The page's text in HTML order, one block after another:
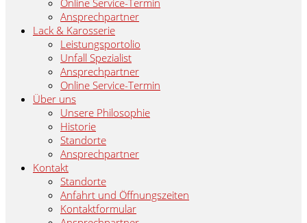
Online Service-Termin
Ansprechpartner
Lack & Karosserie
Leistungsportolio
Unfall Spezialist
Ansprechpartner
Online Service-Termin
Über uns
Unsere Philosophie
Historie
Standorte
Ansprechpartner
Kontakt
Standorte
Anfahrt und Öffnungszeiten
Kontaktformular